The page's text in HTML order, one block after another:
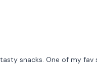
snacks. One of my fav